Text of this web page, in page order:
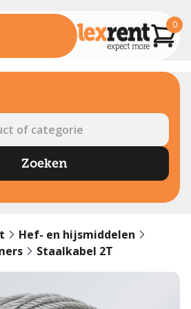
0
Hef- en hijsmiddelen
Staalkabel 2T